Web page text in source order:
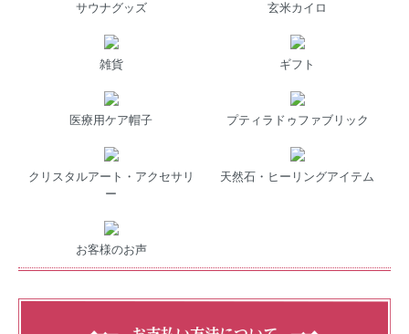
サウナグッズ 玄米カイロ
雑貨 ギフト
医療用ケア帽子 プティラドゥファブリック
クリスタルアート・アクセサリ
ー
天然石・ヒーリングアイテム
お客様のお声